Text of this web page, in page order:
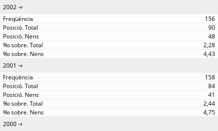
2002
156
90
48
2,28
4,43
2001
158
84
41
2,44
4,75
2000